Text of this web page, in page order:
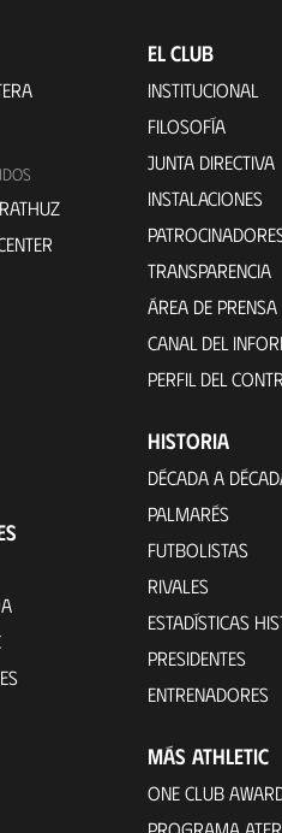
EL CLUB
INSTITUCIONAL
FILOSOFÍA
JUNTA DIRECTIVA
INSTALACIONES
TRANSPARENCIA
ÁREA DE PRENSA
CANAL DEL
PERFIL DEL
HISTORIA
DÉCADA A
PALMARÉS
FUTBOLISTAS
RIVALES
ESTADÍSTICAS
PRESIDENTES
ENTRENADORES
MÁS ATHLETIC
ONE CLUB